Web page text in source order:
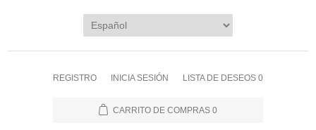
REGISTRO INICIA SESIÓN LISTA DE DESEOS 0
CARRITO DE COMPRAS 0